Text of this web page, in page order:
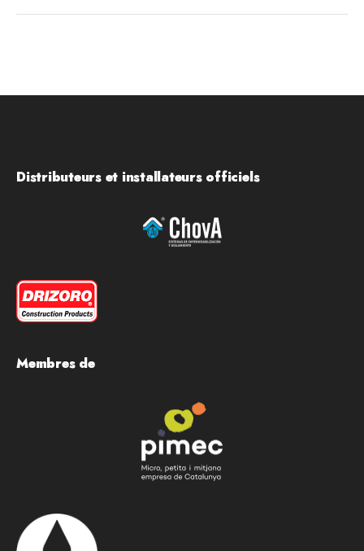
Distributeurs et installateurs officiels
Membres de